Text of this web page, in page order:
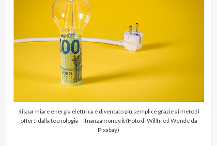
Risparmiare energia elettrica è diventato più semplice grazie ai metodi
offerti dalla tecnologia – ifnanzamoney.it (Foto diWillfried Wendeda
Pixabay)